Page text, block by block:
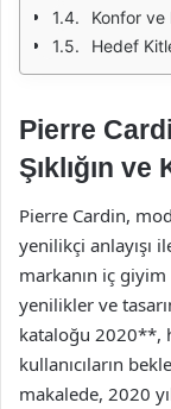
Konfor ve
Hedef
Pierre
Şıklığın
Pierre Cardin,
yenilikçi anlayışı
markanın iç giyim
yenilikler ve
kataloğu 2020**,
kullanıcıların
makalede, 2020